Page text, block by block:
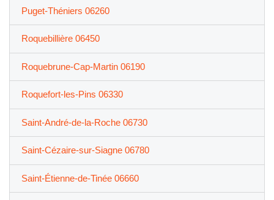
Puget-Théniers 06260
Roquebillière 06450
Roquebrune-Cap-Martin 06190
Roquefort-les-Pins 06330
Saint-André-de-la-Roche 06730
Saint-Cézaire-sur-Siagne 06780
Saint-Étienne-de-Tinée 06660